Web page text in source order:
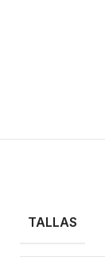
TALLAS